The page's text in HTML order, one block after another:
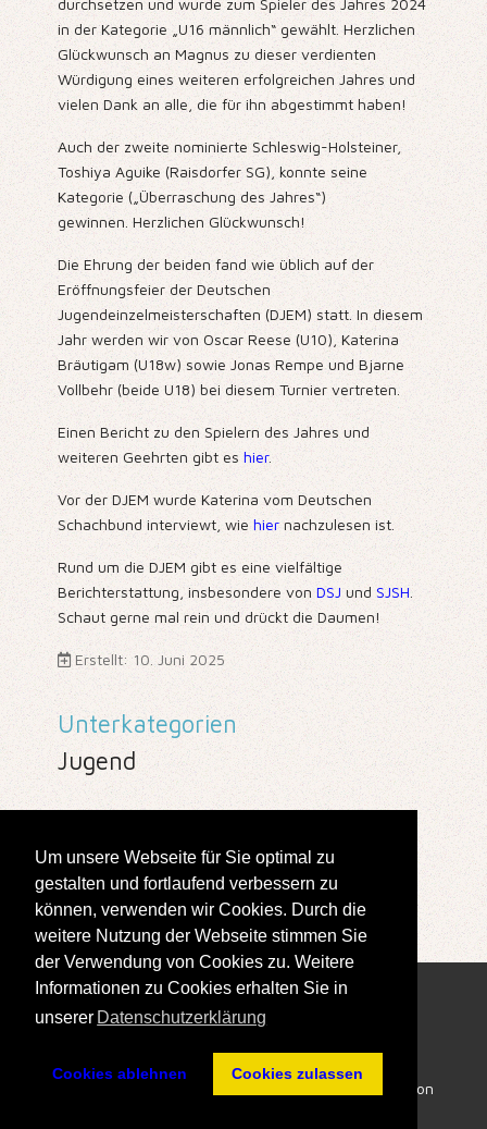
Um unsere Webseite für Sie optimal zu
gestalten und fortlaufend verbessern zu
können, verwenden wir Cookies. Durch die
weitere Nutzung der Webseite stimmen Sie
der Verwendung von Cookies zu. Weitere
Informationen zu Cookies erhalten Sie in
unserer Datenschutzerklärung
Cookies ablehnen Cookies zulassen
durchsetzen und wurde zum Spieler des Jahres 2024
in der Kategorie „U16 männlich“ gewählt. Herzlichen
Glückwunsch an Magnus zu dieser verdienten
Würdigung eines weiteren erfolgreichen Jahres und
vielen Dank an alle, die für ihn abgestimmt haben!
Auch der zweite nominierte Schleswig-Holsteiner,
Toshiya Aguike (Raisdorfer SG), konnte seine
Kategorie („Überraschung des Jahres“)
gewinnen. Herzlichen Glückwunsch!
Die Ehrung der beiden fand wie üblich auf der
Eröffnungsfeier der Deutschen
Jugendeinzelmeisterschaften (DJEM) statt. In diesem
Jahr werden wir von Oscar Reese (U10), Katerina
Bräutigam (U18w) sowie Jonas Rempe und Bjarne
Vollbehr (beide U18) bei diesem Turnier vertreten.
Einen Bericht zu den Spielern des Jahres und
weiteren Geehrten gibt es hier.
Vor der DJEM wurde Katerina vom Deutschen
Schachbund interviewt, wie hiernachzulesen ist.
Rund um die DJEM gibt es eine vielfältige
Berichterstattung, insbesondere von DSJ und SJSH.
Schaut gerne mal rein und drückt die Daumen!
Erstellt: 10. Juni 2025
Unterkategorien
Jugend
Seite 13 von 211
- All Rights reserved © SK Doppelbauer Kiel von